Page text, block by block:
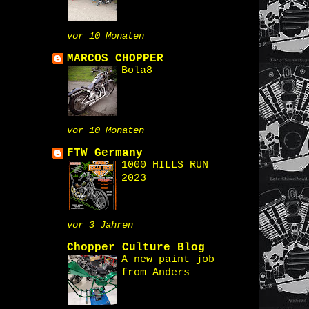
vor 10 Monaten
MARCOS CHOPPER
Bola8
vor 10 Monaten
FTW Germany
1000 HILLS RUN
2023
vor 3 Jahren
Chopper Culture Blog
A new paint job
from Anders